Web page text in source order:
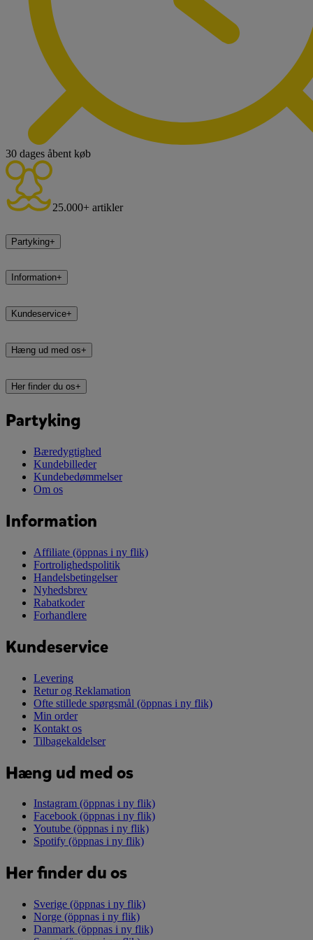
30 dages åbent køb
25.000+ artikler
Partyking+
Information+
Kundeservice+
Hæng ud med os+
Her finder du os+
Partyking
Bæredygtighed
Kundebilleder
Kundebedømmelser
Om os
Information
Affiliate (öppnas i ny flik)
Fortrolighedspolitik
Handelsbetingelser
Nyhedsbrev
Rabatkoder
Forhandlere
Kundeservice
Levering
Retur og Reklamation
Ofte stillede spørgsmål (öppnas i ny flik)
Min order
Kontakt os
Tilbagekaldelser
Hæng ud med os
Instagram (öppnas i ny flik)
Facebook (öppnas i ny flik)
Youtube (öppnas i ny flik)
Spotify (öppnas i ny flik)
Her finder du os
Sverige (öppnas i ny flik)
Norge (öppnas i ny flik)
Danmark (öppnas i ny flik)